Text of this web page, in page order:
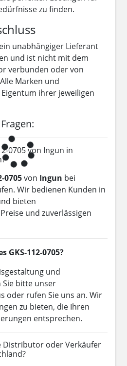
zu finden.
unabhängiger Lieferant
und ist nicht mit dem
verbunden oder von
Marken und
ihrer jeweiligen
0705 von Ingun in
0705von Ingun bei
Wir bedienen Kunden in
bieten
und zuverlässigen
GKS-112-0705?
und
bitte unser
oder rufen Sie uns an. Wir
zu bieten, die Ihren
entsprechen.
Distributor oder Verkäufer